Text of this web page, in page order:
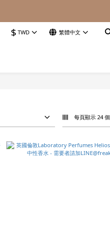
$ TWD 繁體中文
每頁顯示 24 個